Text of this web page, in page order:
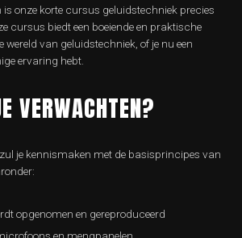
is onze korte cursus geluidstechniek precies
cursus biedt een boeiende en praktische
van geluidstechniek, of je nu een
ervaring hebt.
VERWACHTEN?
je kennismaken met de basisprincipes van
opgenomen en gereproduceerd